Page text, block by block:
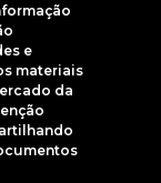
e
materiais
da